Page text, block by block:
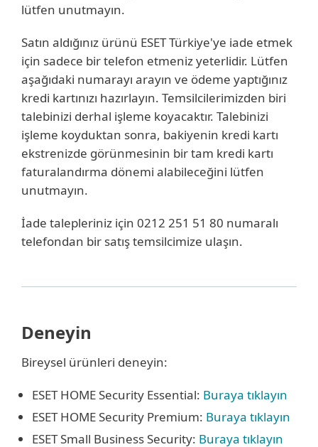
lütfen unutmayın.
Satın aldığınız ürünü ESET Türkiye'ye iade etmek
için sadece bir telefon etmeniz yeterlidir. Lütfen
aşağıdaki numarayı arayın ve ödeme yaptığınız
kredi kartınızı hazırlayın. Temsilcilerimizden biri
talebinizi derhal işleme koyacaktır. Talebinizi
işleme koyduktan sonra, bakiyenin kredi kartı
ekstrenizde görünmesinin bir tam kredi kartı
faturalandırma dönemi alabileceğini lütfen
unutmayın.
İade talepleriniz için 0212 251 51 80 numaralı
telefondan bir satış temsilcimize ulaşın.
Deneyin
Bireysel ürünleri deneyin:
ESET HOME Security Essential: Buraya tıklayın
ESET HOME Security Premium: Buraya tıklayın
ESET Small Business Security: Buraya tıklayın